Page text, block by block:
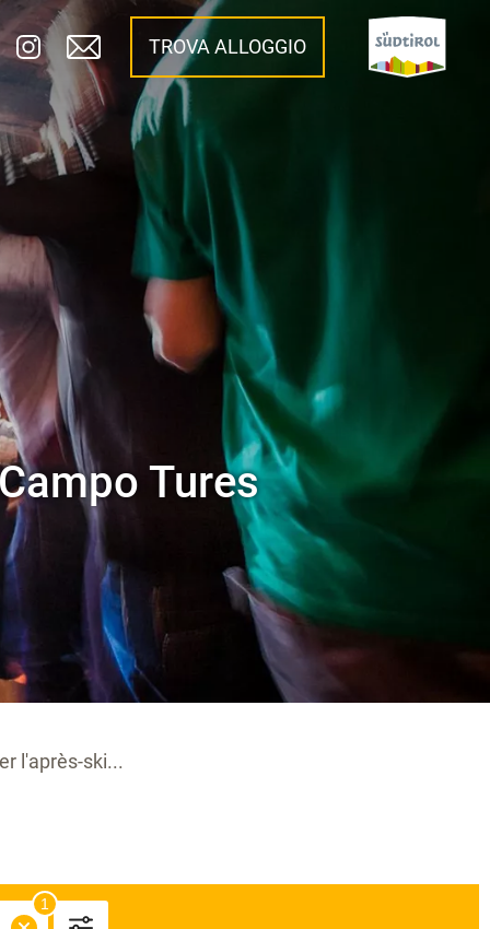
TROVA ALLOGGIO
Tures
l'après-ski...